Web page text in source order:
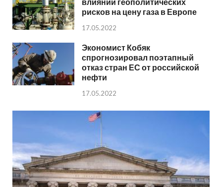
рисков на цену газа в Европе
17.05.2022
Экономист Кобяк
спрогнозировал поэтапный
отказ стран ЕС от российской
нефти
17.05.2022